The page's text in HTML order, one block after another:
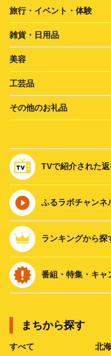
旅行・イベント・体験
雑貨・日用品
美容
工芸品
その他のお礼品
TVで紹介された
ふるラボチャンネ
ランキングから探
番組・特集・キャ
まちから探す
すべて 北